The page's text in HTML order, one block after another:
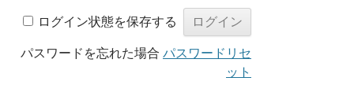
ログイン状態を保存する
パスワードを忘れた場合 パスワードリセ
ット